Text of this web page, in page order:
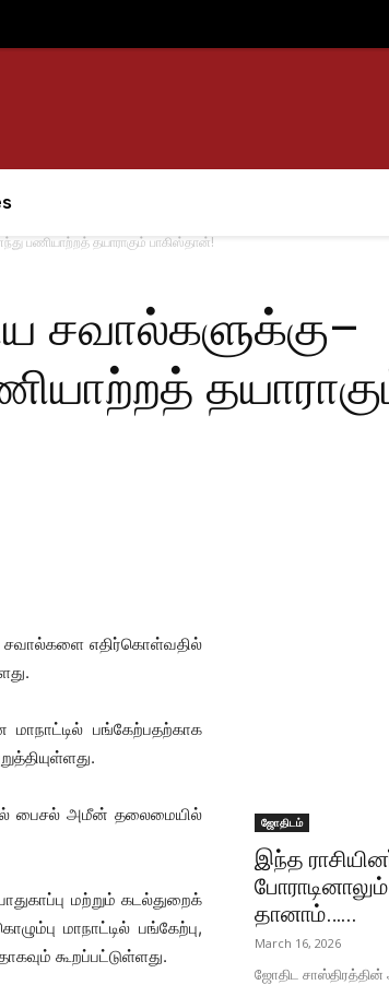
பணியாற்றத் தயாராகும் பாகிஸ்தான்!
சவால்களுக்கு–
சவால்களை எதிர்கொள்வதில்
பங்கேற்பதற்காக
பைசல் அமீன் தலைமையில்
மற்றும் கடல்துறைக்
மாநாட்டில் பங்கேற்பு,
கூறப்பட்டுள்ளது.
ஜோதிடம்
இந்த
தானாம்…...
March 16, 2026
ஜோதிட சாஸ்திரத்தின்